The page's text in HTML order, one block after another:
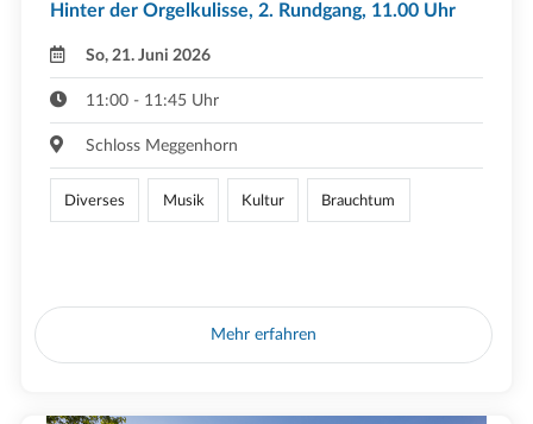
Hinter der Orgelkulisse, 2. Rundgang, 11.00 Uhr
So, 21. Juni 2026
11:00 - 11:45 Uhr
Schloss Meggenhorn
Diverses Musik Kultur Brauchtum
Mehr erfahren